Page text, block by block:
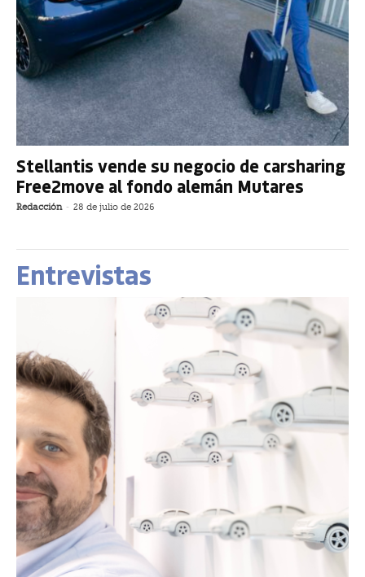
Stellantis vende su negocio de carsharing
Free2move al fondo alemán Mutares
Redacción - 28 de julio de 2026
Entrevistas